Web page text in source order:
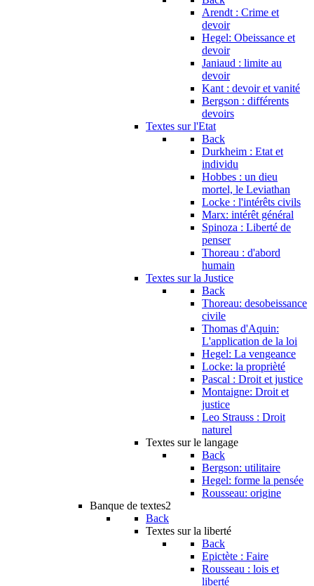
Arendt : Crime et
devoir
Hegel: Obeissance et
devoir
Janiaud : limite au
devoir
Kant : devoir et vanité
Bergson : différents
devoirs
Textes sur l'Etat
Back
Durkheim : Etat et
individu
Hobbes : un dieu
mortel, le Leviathan
Locke : l'intérêts civils
Marx: intérêt général
Spinoza : Liberté de
penser
Thoreau : d'abord
humain
Textes sur la Justice
Back
Thoreau: desobeissance
civile
Thomas d'Aquin:
L'application de la loi
Hegel: La vengeance
Locke: la proprièté
Pascal : Droit et justice
Montaigne: Droit et
justice
Leo Strauss : Droit
naturel
Textes sur le langage
Back
Bergson: utilitaire
Hegel: forme la pensée
Rousseau: origine
Banque de textes2
Back
Textes sur la liberté
Back
Epictète : Faire
Rousseau : lois et
liberté